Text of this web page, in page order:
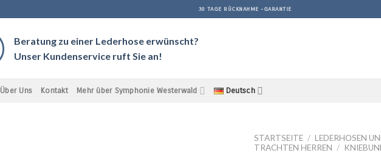
30 TAGE RÜCKNAHME -GARANTIE
Beratung zu einer Lederhose erwünscht?
Unser Kundenservice ruft Sie an!
Über Uns Kontakt Mehr über Symphonie Westerwald Deutsch
STARTSEITE / LEDERHOSEN
TRACHTEN HERREN /